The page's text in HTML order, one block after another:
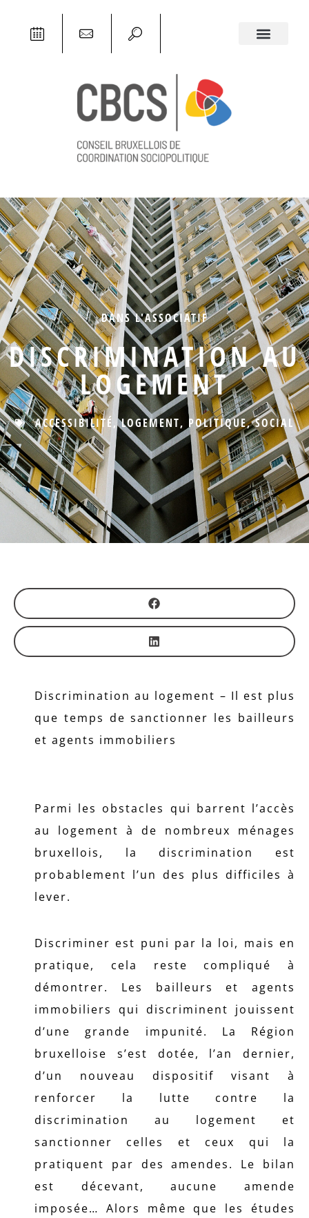
DANS L'ASSOCIATIF
DISCRIMINATION AU
LOGEMENT
ACCESSIBILITÉ,LOGEMENT, POLITIQUE,SOCIAL
Discrimination au logement – Il est plus
que temps de sanctionner les bailleurs
et agents immobiliers
Parmi les obstacles qui barrent l’accès
au logement à de nombreux ménages
bruxellois, la discrimination est
probablement l’un des plus difficiles à
lever.
Discriminer est puni par la loi, mais en
pratique, cela reste compliqué à
démontrer. Les bailleurs et agents
immobiliers qui discriminent jouissent
d’une grande impunité. La Région
bruxelloise s’est dotée, l’an dernier,
d’un nouveau dispositif visant à
renforcer la lutte contre la
discrimination au logement et
sanctionner celles et ceux qui la
pratiquent par des amendes. Le bilan
est décevant, aucune amende
imposée… Alors même que les études